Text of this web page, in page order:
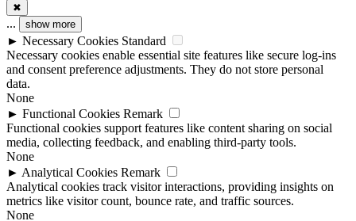
✖
... show more
► Necessary Cookies Standard
Necessary cookies enable essential site features like secure log-ins
and consent preference adjustments. They do not store personal
data.
None
► Functional Cookies Remark
Functional cookies support features like content sharing on social
media, collecting feedback, and enabling third-party tools.
None
► Analytical Cookies Remark
Analytical cookies track visitor interactions, providing insights on
metrics like visitor count, bounce rate, and traffic sources.
None